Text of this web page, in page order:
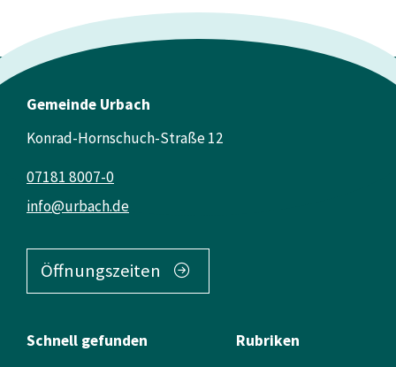
Gemeinde Urbach
Konrad-Hornschuch-Straße 12
info@urbach.de
07181 8007-0
Öffnungszeiten
Schnell gefunden Rubriken